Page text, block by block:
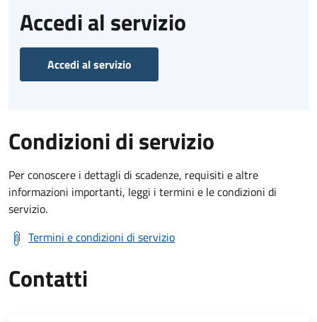
Accedi al servizio
Accedi al servizio
Condizioni di servizio
Per conoscere i dettagli di scadenze, requisiti e altre
informazioni importanti, leggi i termini e le condizioni di
servizio.
Termini e condizioni di servizio
Contatti